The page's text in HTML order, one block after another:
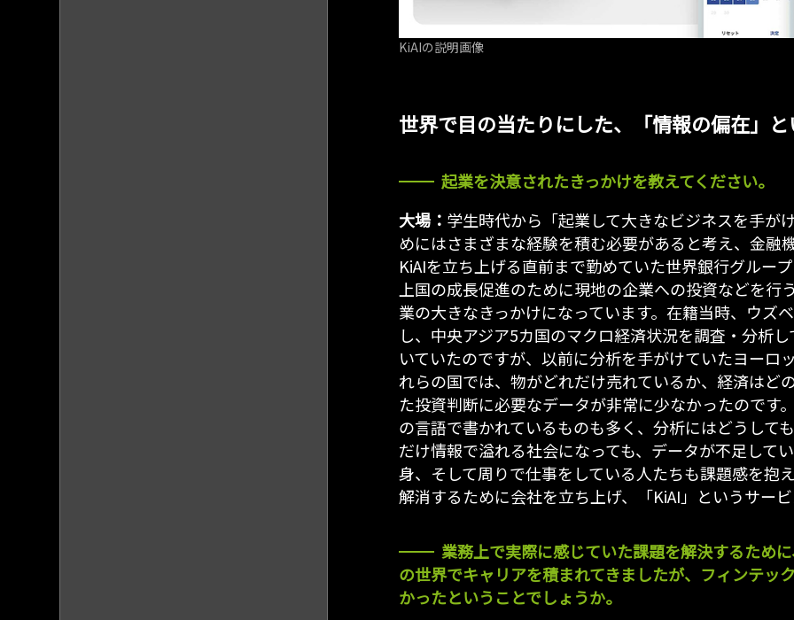
KiAIの説明画像
世界で目の当たりにした、「情報の偏在」
起業を決意されたきっかけを教えてください。
大場： 学生時代から「起業して大きなビジネスを手が
めにはさまざまな経験を積む必要があると考え、金融
KiAIを立ち上げる直前まで勤めていた世界銀行グルー
上国の成長促進のために現地の企業への投資などを行
業の大きなきっかけになっています。在籍当時、ウズ
し、中央アジア5カ国のマクロ経済状況を調査・分析
いていたのですが、以前に分析を手がけていたヨーロ
れらの国では、物がどれだけ売れているか、経済はど
た投資判断に必要なデータが非常に少なかったのです
の言語で書かれているものも多く、分析にはどうして
だけ情報で溢れる社会になっても、データが不足して
身、そして周りで仕事をしている人たちも課題感を抱
解消するために会社を立ち上げ、「KiAI」というサー
業務上で実際に感じていた課題を解決するため
の世界でキャリアを積まれてきましたが、フィンテッ
かったということでしょうか。